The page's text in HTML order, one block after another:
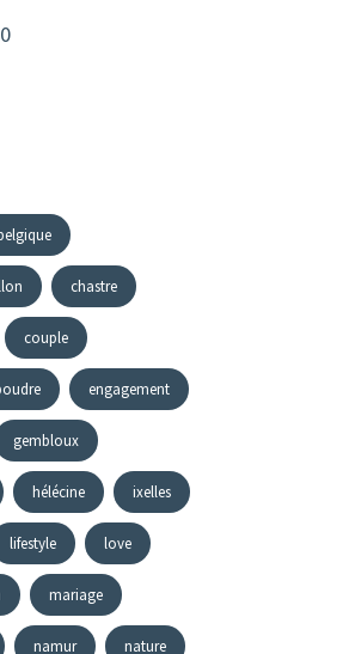
chastre
couple
engagement
gembloux
hélécine ixelles
lifestyle love
mariage
namur nature